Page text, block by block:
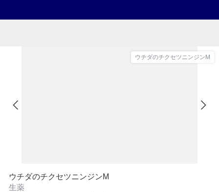
ウチダのチクセツニンジンM
ウチダのチクセツニンジンM
生薬